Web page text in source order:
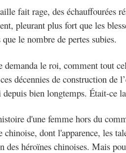
fait rage, des échauffourées
pleurant plus fort que les
que le nombre de pertes subies.
demanda le roi, comment tout
décennies de construction de
depuis bien longtemps. Était-ce
d'une femme hors du
chinoise, dont l'apparence, les
des héroïnes chinoises. Mais